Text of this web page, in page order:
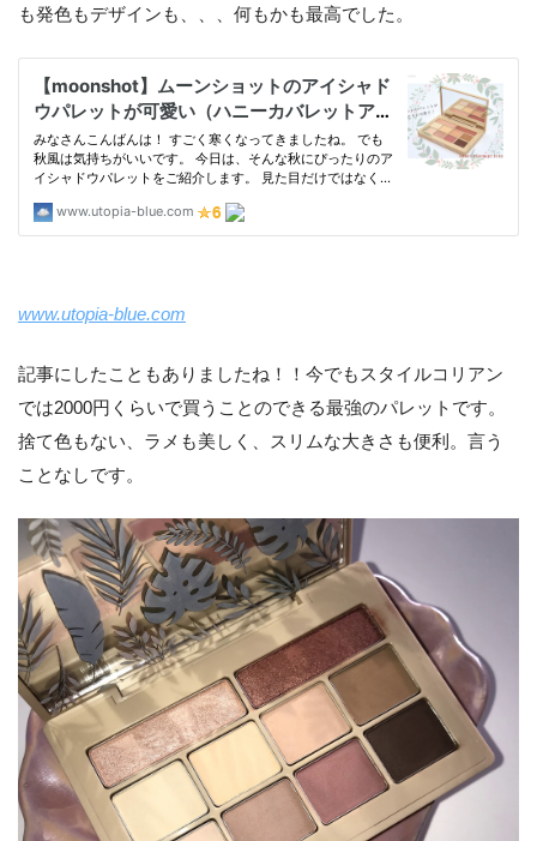
も発色もデザインも、、、何もかも最高でした。
www.utopia-blue.com
記事にしたこともありましたね！！今でもスタイルコリアン
では2000円くらいで買うことのできる最強のパレットです。
捨て色もない、ラメも美しく、スリムな大きさも便利。言う
ことなしです。